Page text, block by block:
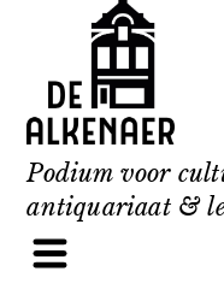
content
Podium voor
antiquariaat &